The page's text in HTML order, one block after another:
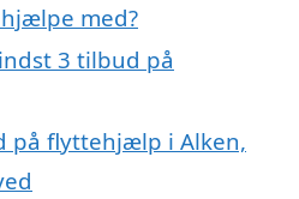
med?
3 tilbud på
på flyttehjælp i Alken,